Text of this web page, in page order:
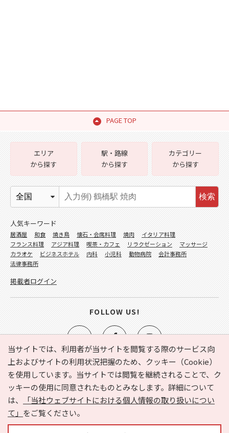
PAGE TOP
当サイトでは、利用者が当サイトを閲覧する際のサービス向
上およびサイトの利用状況把握のため、クッキー（Cookie）
を使用しています。当サイトでは閲覧を継続されることで、ク
ッキーの使用に同意されたものとみなします。詳細について
は、
「当社ウェブサイトにおける個人情報の取り扱いについ
て」 をご覧ください。
e-NAVITA（イーナビタ）とは？ お気に入り
ヘルプ
利用規約
個人情報の取り扱いについて
運営会社
サイトマップ
広告掲載に関するお問い合わせ
エリア
から探す
駅・路線
から探す
カテゴリー
から探す
検索
人気キーワード
居酒屋 和食 焼き鳥 懐石・会席料理 焼肉
イタリア料理
フランス料理
アジア料理 喫茶・カフェ リラクゼーション
マッサージ
カラオケ
ビジネスホテル 内科 小児科 動物病院
会計事務所
法律事務所
掲載者ログイン
FOLLOW US!